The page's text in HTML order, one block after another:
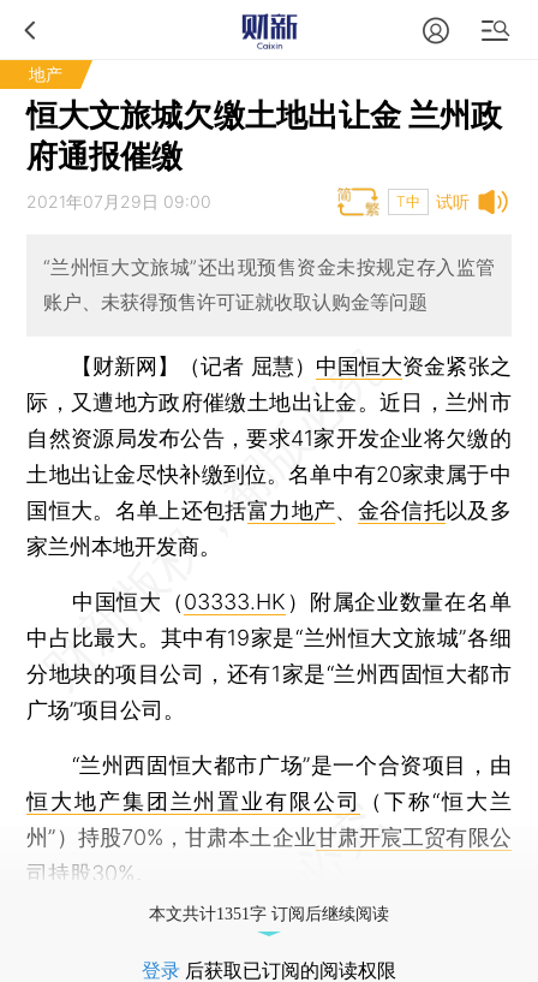
地产
恒大文旅城欠缴土地出让金 兰州政
府通报催缴
试听
2021年07月29日 09:00 T中
“兰州恒大文旅城”还出现预售资金未按规定存入监管
账户、未获得预售许可证就收取认购金等问题
【财新网】（记者 屈慧） 中国恒大资金紧张之
际，又遭地方政府催缴土地出让金。近日，兰州市
自然资源局发布公告，要求41家开发企业将欠缴的
土地出让金尽快补缴到位。名单中有20家隶属于中
国恒大。名单上还包括富力地产、 金谷信托以及多
家兰州本地开发商。
中国恒大（03333.HK ）附属企业数量在名单
中占比最大。其中有19家是“兰州恒大文旅城”各细
分地块的项目公司，还有1家是“兰州西固恒大都市
广场”项目公司。
“兰州西固恒大都市广场”是一个合资项目，由
恒大地产集团兰州置业有限公司
（下称“恒大兰
州”）持股70%，甘肃本土企业甘肃开宸工贸有限公
司持股30%。
本文共计1351字 订阅后继续阅读
登录 后获取已订阅的阅读权限